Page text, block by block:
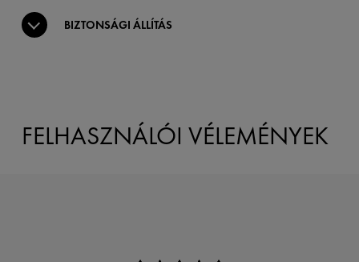
BIZTONSÁGI ÁLLÍTÁS
FELHASZNÁLÓI VÉLEMÉNYEK